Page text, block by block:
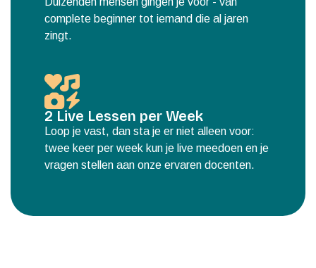
complete beginner tot iemand die al jaren
zingt.
2 Live Lessen per Week
Loop je vast, dan sta je er niet alleen voor:
twee keer per week kun je live meedoen en je
vragen stellen aan onze ervaren docenten.